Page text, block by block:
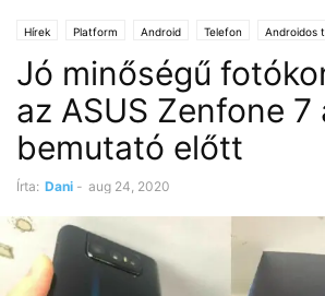
Hírek Platform Android Telefon Androidos
Jó minőségű
az ASUS Zenfone 7
bemutató előtt
Írta: Dani - aug 24, 2020